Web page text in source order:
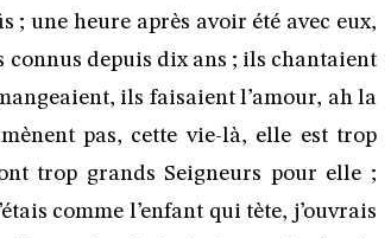
; une heure après avoir été avec eux,
connus depuis dix ans ; ils chantaient
ils faisaient l’amour, ah la
pas, cette vie-là, elle est trop
trop grands Seigneurs pour elle ;
comme l’enfant qui tète, j’ouvrais